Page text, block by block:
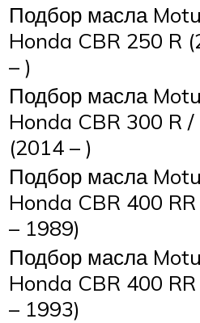
Подбор масла
Honda CBR 250 R
– )
Подбор масла
Honda CBR 300 R /
(2014 – )
Подбор масла
Honda CBR 400
– 1989)
Подбор масла
Honda CBR 400
– 1993)